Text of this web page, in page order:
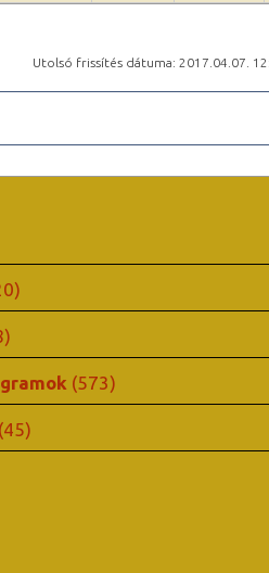
Utolsó frissítés dátuma: 2017.04.07.
(573)
(45)